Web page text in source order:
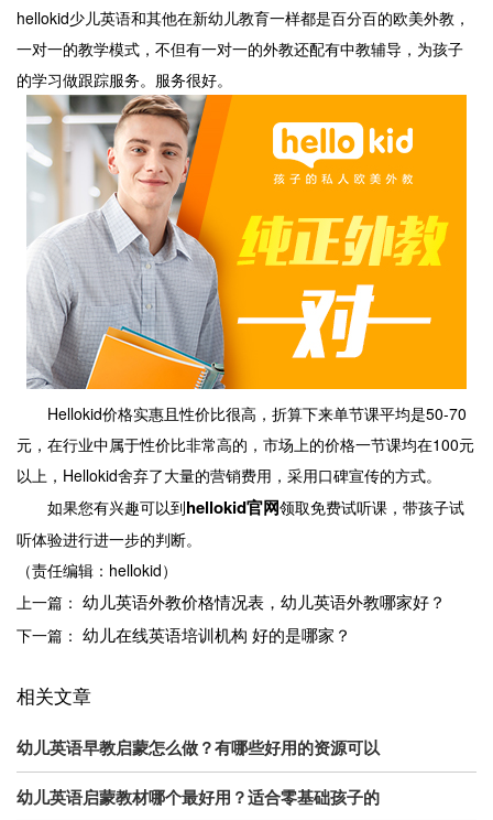
hellokid少儿英语和其他在新幼儿教育一样都是百分百的欧美外教，
一对一的教学模式，不但有一对一的外教还配有中教辅导，为孩子
的学习做跟踪服务。服务很好。
Hellokid价格实惠且性价比很高，折算下来单节课平均是50-70
元，在行业中属于性价比非常高的，市场上的价格一节课均在100元
以上，Hellokid舍弃了大量的营销费用，采用口碑宣传的方式。
如果您有兴趣可以到hellokid官网领取免费试听课，带孩子试
听体验进行进一步的判断。
（责任编辑：hellokid）
上一篇： 幼儿英语外教价格情况表，幼儿英语外教哪家好？
下一篇： 幼儿在线英语培训机构 好的是哪家？
相关文章
幼儿英语早教启蒙怎么做？有哪些好用的资源可以
幼儿英语启蒙教材哪个最好用？适合零基础孩子的